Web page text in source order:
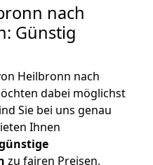
nach
Günstig
Heilbronn nach
dabei möglichst
Sie bei uns genau
Ihnen
zu fairen Preisen,